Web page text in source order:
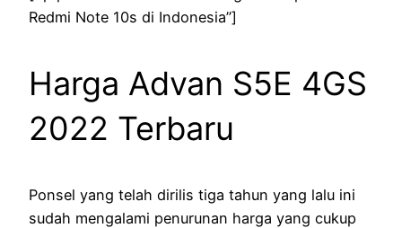
Redmi Note 10s di Indonesia”]
Harga Advan S5E 4GS
2022 Terbaru
Ponsel yang telah dirilis tiga tahun yang lalu ini
sudah mengalami penurunan harga yang cukup